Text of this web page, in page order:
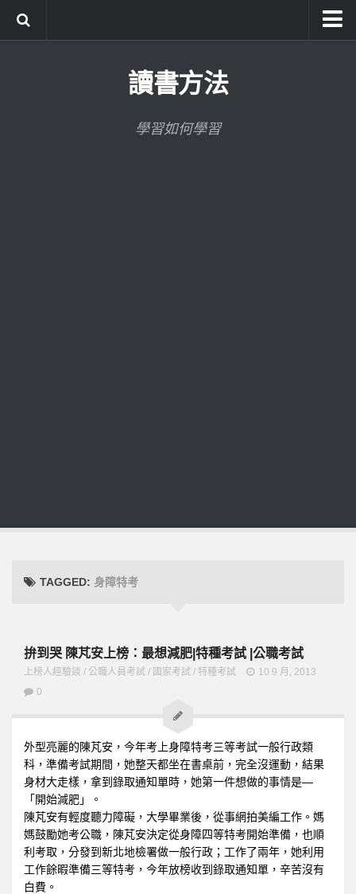
讀書方法
學習如何學習
TAGGED: 身障特考
拚到哭 陳芃安上榜：最想減肥|特種考試 |公職考試
上榜人經驗談 / 公職人員考試 / 國家考試 / 特種考試
10 9 月, 2013
0
外型亮麗的陳芃安，今年考上身障特考三等考試一般行政類
科，準備考試期間，她整天都坐在書桌前，完全沒運動，結果
身材大走樣，拿到錄取通知單時，她第一件想做的事情是—
「開始減肥」。
陳芃安有輕度聽力障礙，大學畢業後，從事網拍美編工作。媽
媽鼓勵她考公職，陳芃安決定從身障四等特考開始準備，也順
利考取，分發到新北地檢署做一般行政；工作了兩年，她利用
工作餘暇準備三等特考，今年放榜收到錄取通知單，辛苦沒有
白費。